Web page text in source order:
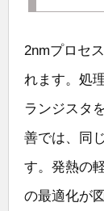
2nmプロセ
れます。処
ランジスタ
善では、同
す。発熱の
の最適化が